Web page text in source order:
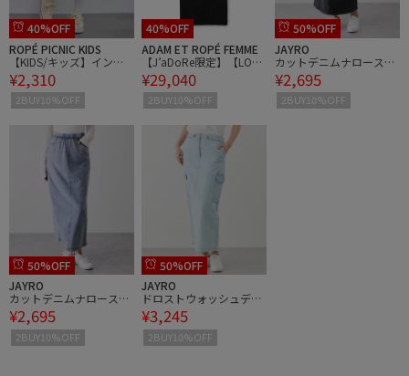
40%OFF
ROPÉ PICNIC KIDS
【KIDS/キッズ】インパ
ンツ付きハートポケット
デニムスカート
¥2,310
2BUY10%OFF
40%OFF
ADAM ET ROPÉ FEMME
【J’aDoRe限定】【LOW
CLASSIC（ロウ クラシッ
ク）】DENIM MAXI SKIRT
¥29,040
2BUY10%OFF
50%OFF
JAYRO
カットデニムナロースカ
ート
¥2,695
2BUY10%OFF
50%OFF
JAYRO
カットデニムナロースカ
ート
¥2,695
2BUY10%OFF
50%OFF
JAYRO
ドロストウォッシュデニ
ムスカート
¥3,245
2BUY10%OFF